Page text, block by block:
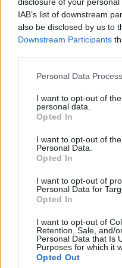
IAB’s list of downstream
also be disclosed by us to
Downstream Participants
Personal Data
I want to opt-out of
personal data.
Opted In
I want to opt-out of
Personal Data.
Opted In
I want to opt-out of
Personal Data for
Opted In
I want to opt-out of
Retention, Sale, and/
Personal Data that Is
Purposes for which it
Opted Out
Изкуствен
създаде нови
07.08.2026 / 15:30